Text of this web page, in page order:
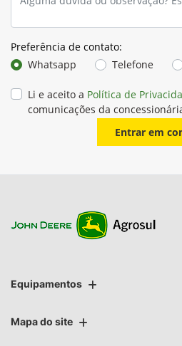
Preferência de contato:
Whatsapp
Telefone
Li e aceito a Política de
comunicações da
Entrar em
Equipamentos
Mapa do site